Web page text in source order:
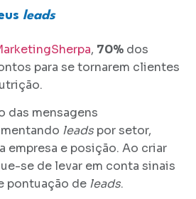
leads
, 70% dos
para se tornarem clientes
das mensagens
leads por setor,
empresa e posição. Ao criar
se de levar em conta sinais
pontuação de leads.